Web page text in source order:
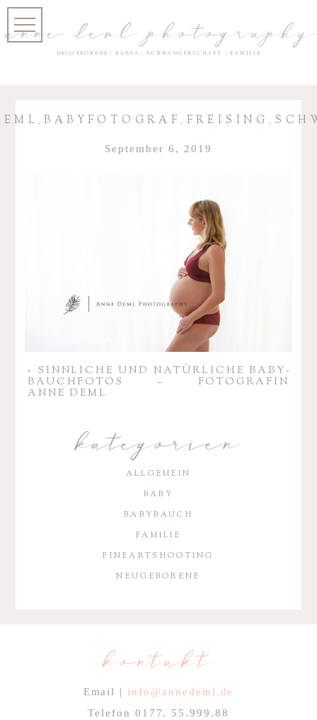
NEUGEBORENE | BABYS | SCHWANGERSCHAFT | FAMILIE
anne deml photography
September 6, 2019
«
SINN­LICHE UND NATÜR­LICHE BABY­
BAUCH­FOTOS – FOTO­GRAFIN
ANNE DEML
kategorien
ALLGEMEIN
BABY
BABYBAUCH
FAMILIE
FINEARTSHOOTING
NEUGEBORENE
kontakt
Email | info@annedeml.de
Telefon 0177. 55.999.88